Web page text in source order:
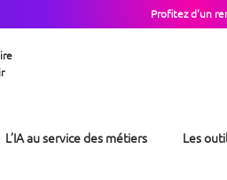
Profitez d'un
L’IA au service des métiers Les